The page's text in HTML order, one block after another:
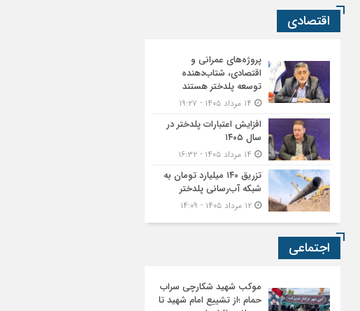
اقتصادی
پروژه‌های عمرانی و
اقتصادی، شتاب‌دهنده
توسعه پلدختر هستند
افزایش اعتبارات پلدختر در
سال ۱۴۰۵
تزریق ۱۴۰ میلیارد تومان به
شبکه آب‌رسانی پلدختر
اجتماعی
موکب شهید شکارچی سراب
حمام ؛از تشییع امام شهید تا